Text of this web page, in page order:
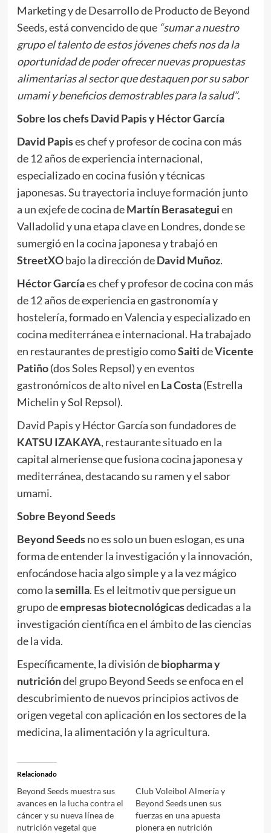
Marketing y de Desarrollo de Producto de Beyond
Seeds, está convencido de que “sumar a nuestro
grupo el talento de estos jóvenes chefs nos da la
oportunidad de poder ofrecer nuevas propuestas
alimentarias al sector que destaquen por su sabor
umami y beneficios demostrables para la salud”.
Sobre los chefs David Papis y Héctor García
David Papises chef y profesor de cocina con más
de 12 años de experiencia internacional,
especializado en cocina fusión y técnicas
japonesas. Su trayectoria incluye formación junto
a un exjefe de cocina deMartín Berasateguien
Valladolid y una etapa clave en Londres, donde se
sumergió en la cocina japonesa y trabajó en
StreetXObajo la dirección deDavid Muñoz.
Héctor Garcíaes chef y profesor de cocina con más
de 12 años de experiencia en gastronomía y
hostelería, formado en Valencia y especializado en
cocina mediterránea e internacional. Ha trabajado
en restaurantes de prestigio comoSaitideVicente
Patiño(dos Soles Repsol) y en eventos
gastronómicos de alto nivel en La Costa(Estrella
Michelin y Sol Repsol).
David Papis y Héctor García son fundadores de
KATSU IZAKAYA, restaurante situado en la
capital almeriense que fusiona cocina japonesa y
mediterránea, destacando su ramen y el sabor
umami.
Sobre Beyond Seeds
Beyond Seedsno es solo un buen eslogan, es una
forma de entender la investigación y la innovación,
enfocándose hacia algo simple y a la vez mágico
como lasemilla. Es el leitmotiv que persigue un
grupo deempresas biotecnológicasdedicadas a la
investigación científica en el ámbito de las ciencias
de la vida.
Específicamente, la división debiopharma y
nutricióndel grupo Beyond Seeds se enfoca en el
descubrimiento de nuevos principios activos de
origen vegetal con aplicación en los sectores de la
medicina, la alimentación y la agricultura.
Relacionado
Beyond Seeds muestra sus
avances en la lucha contra el
cáncer y su nueva línea de
nutrición vegetal que
Club Voleibol Almería y
Beyond Seeds unen sus
fuerzas en una apuesta
pionera en nutrición